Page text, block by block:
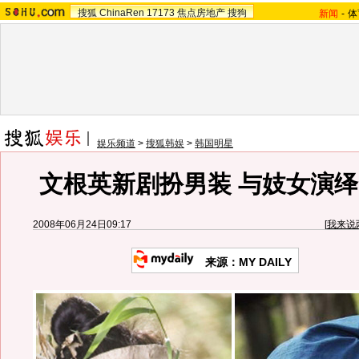
搜狐 ChinaRen 17173 焦点房地产 搜狗 新闻 -
娱乐频道 > 搜狐韩娱 > 韩国明星
文根英新剧扮男装 与妓女演
2008年06月24日09:17 [我来说
来源：MY DAILY